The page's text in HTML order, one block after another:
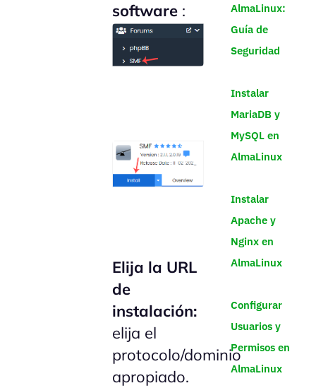
software :
Elija la URL
de
instalación:
elija el
protocolo/dominio
apropiado.
AlmaLinux:
Guía de
Seguridad
Instalar
MariaDB y
MySQL en
AlmaLinux
Instalar
Apache y
Nginx en
AlmaLinux
Configurar
Usuarios y
Permisos en
AlmaLinux